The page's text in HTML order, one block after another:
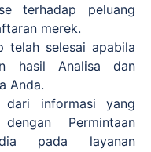
terhadap peluang
merek.
telah selesai apabila
hasil Analisa dan
Anda.
dari informasi yang
Permintaan
pada layanan